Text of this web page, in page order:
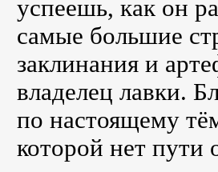
успеешь, как он
самые большие
заклинания и
владелец лавки.
по настоящему
которой нет пути